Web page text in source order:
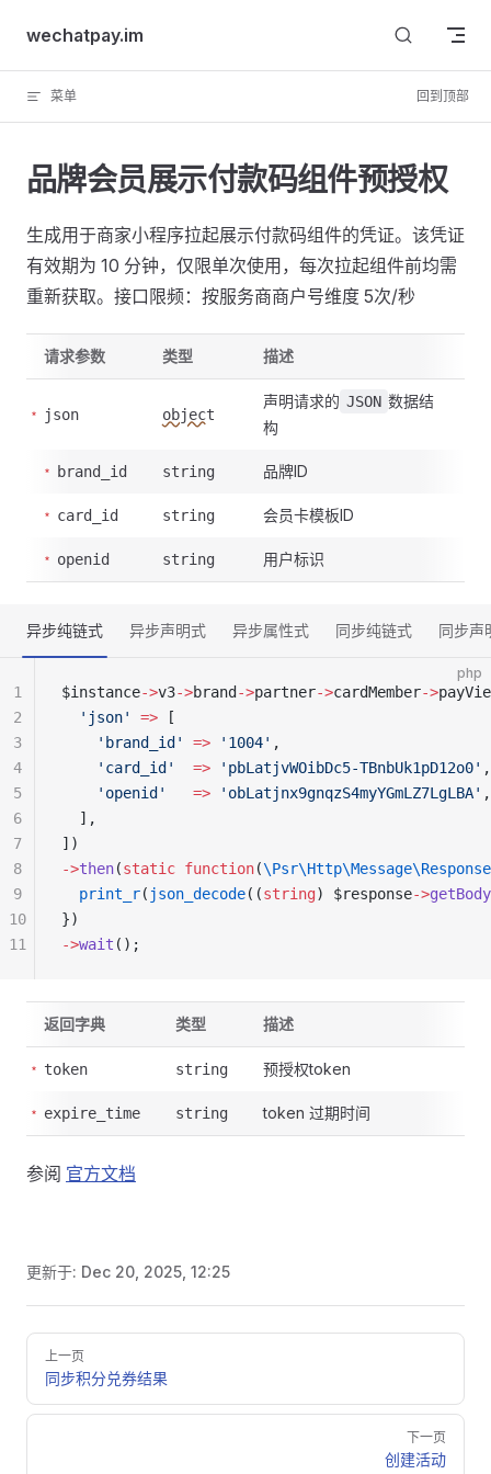
Skip to content
wechatpay.im
菜单 回到顶部
品牌会员展示付款码组件预授权
生成用于商家小程序拉起展示付款码组件的凭证。该凭证
有效期为 10 分钟，仅限单次使用，每次拉起组件前均需
重新获取。接口限频：按服务商商户号维度 5次/秒
请求参数 类型 描述
json object
声明请求的 JSON 数据结
构
brand_id string 品牌ID
card_id string 会员卡模板ID
openid string 用户标识
异步纯链式 异步声明式 异步属性式 同步纯链式 同步声
php
$instance->v3->brand ->partner->cardMember->
  'json'
=> [
    'brand_id'
=> '1004' ,
    'card_id'
  =>
'pbLatjvWOibDc5-TBnbUk1pD12o0' ,
    'openid'
   =>
'obLatjnx9gnqzS4myYGmLZ7LgLBA' ,
  ],
])
->then(static function(
  print_r
( json_decode((string) $response->getBody
})
->wait ();
1
2
3
4
5
6
7
8
9
10
11
返回字典 类型 描述
token string 预授权token
expire_time string token 过期时间
参阅 官方文档
更新于: Dec 20, 2025, 12:25
Pager
上一页
同步积分兑券结果
下一页
创建活动